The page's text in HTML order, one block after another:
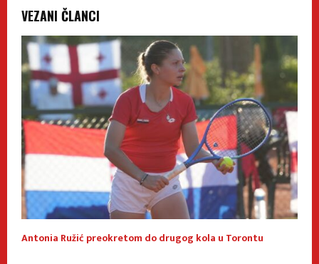
VEZANI ČLANCI
Antonia Ružić preokretom do drugog kola u Torontu